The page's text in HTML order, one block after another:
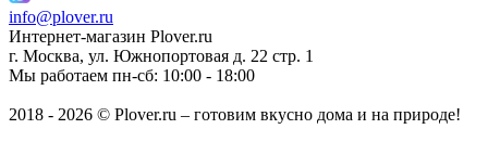
info@plover.ru
Интернет-магазин Plover.ru
г. Москва, ул. Южнопортовая д. 22 стр. 1
Мы работаем пн-сб: 10:00 - 18:00
2018 - 2026 © Plover.ru – готовим вкусно дома и на природе!